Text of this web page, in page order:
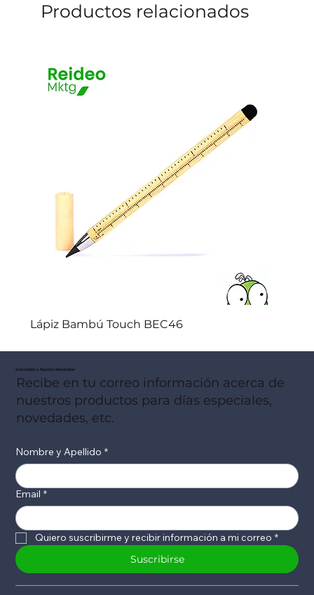
Productos relacionados
Lápiz Bambú Touch BEC46
Suscribete a Nuestro Newsletter
Recibe en tu correo información acerca de
nuestros productos para días especiales,
novedades, etc.
Nombre y Apellido *
Email *
Quiero suscribirme y recibir información a mi correo *
Suscribirse